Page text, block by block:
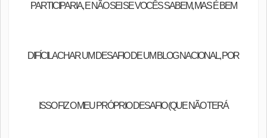
PARTICIPARIA, E NÃO SEI SE VOCÊS SABEM, MAS É BEM
DIFÍCIL ACHAR UM DESAFIO DE UM BLOG NACIONAL, POR
ISSO FIZ O MEU PRÓPRIO DESAFIO (QUE NÃO TERÁ